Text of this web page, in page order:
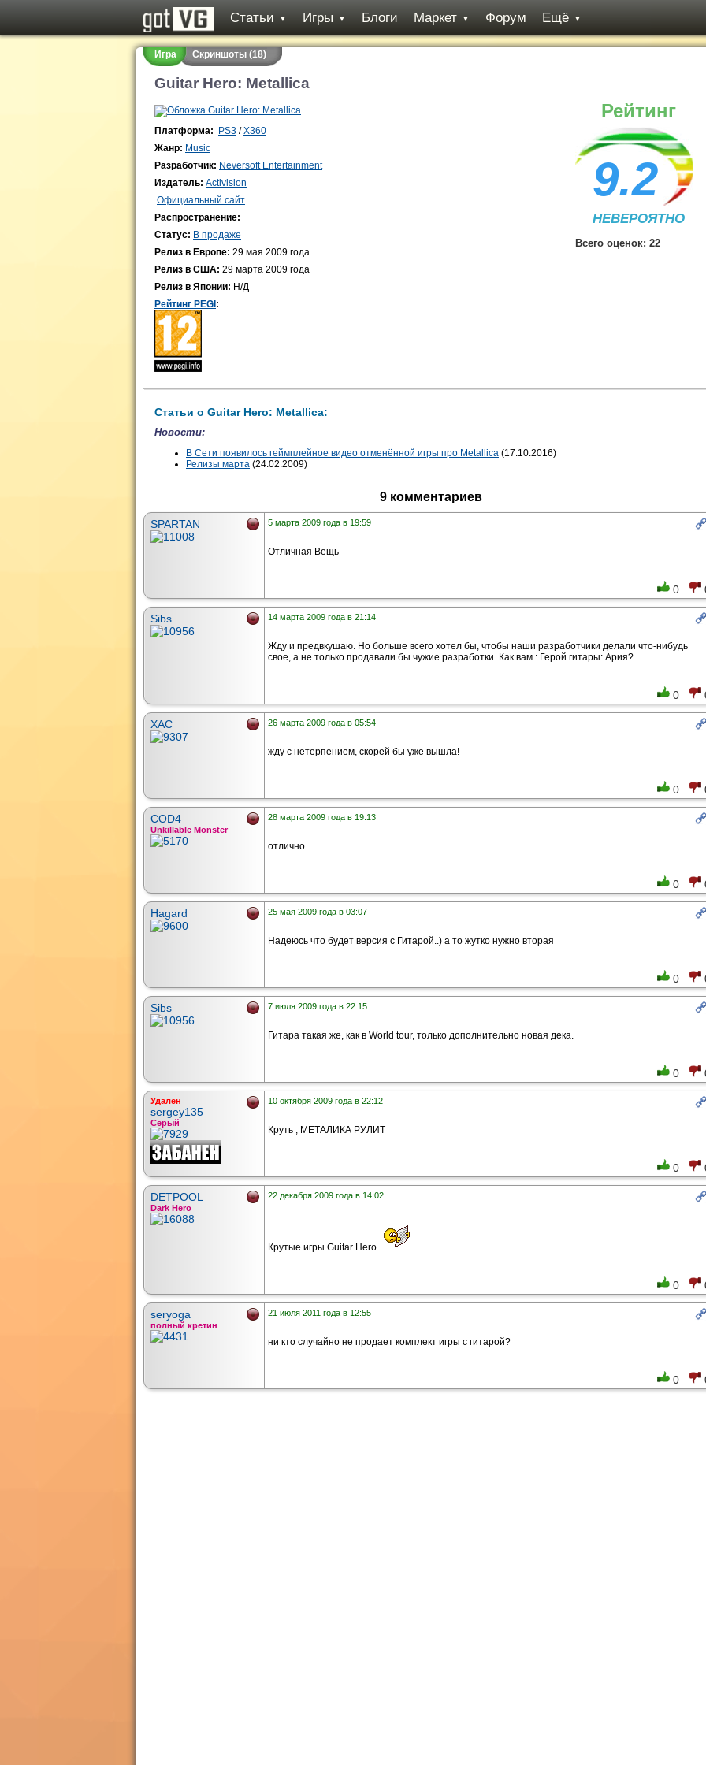
Статьи ▼ Игры ▼ Блоги Маркет ▼ Форум Ещё ▼
Игра Скриншоты (18)
Guitar Hero: Metallica
Рейтинг
9.2
НЕВЕРОЯТНО
Всего оценок: 22
Платформа: PS3 /X360
Жанр: Music
Разработчик: Neversoft Entertainment
Издатель: Activision
Официальный сайт
Распространение:
Статус: В продаже
Релиз в Европе: 29 мая 2009 года
Релиз в США: 29 марта 2009 года
Релиз в Японии: Н/Д
Рейтинг PEGI :
Статьи о Guitar Hero: Metallica:
Новости:
В Сети появилось геймплейное видео отменённой игры про Metallica (17.10.2016)
Релизы марта (24.02.2009)
9 комментариев
SPARTAN 5 марта 2009 года в 19:59
Отличная Вещь
0
Sibs 14 марта 2009 года в 21:14
Жду и предвкушаю. Но больше всего хотел бы, чтобы наши разработчики делали что-нибудь
свое, а не только продавали бы чужие разработки. Как вам : Герой гитары: Ария?
0
XAC 26 марта 2009 года в 05:54
жду с нетерпением, скорей бы уже вышла!
0
COD4
Unkillable Monster
28 марта 2009 года в 19:13
отлично
0
Hagard 25 мая 2009 года в 03:07
Надеюсь что будет версия с Гитарой..) а то жутко нужно вторая
0
Sibs 7 июля 2009 года в 22:15
Гитара такая же, как в World tour, только дополнительно новая дека.
0
Удалён
sergey135
Серый
10 октября 2009 года в 22:12
Круть , МЕТАЛИКА РУЛИТ
0
DETPOOL
Dark Hero
22 декабря 2009 года в 14:02
Крутые игры Guitar Hero
0
seryoga
полный кретин
21 июля 2011 года в 12:55
ни кто случайно не продает комплект игры с гитарой?
0